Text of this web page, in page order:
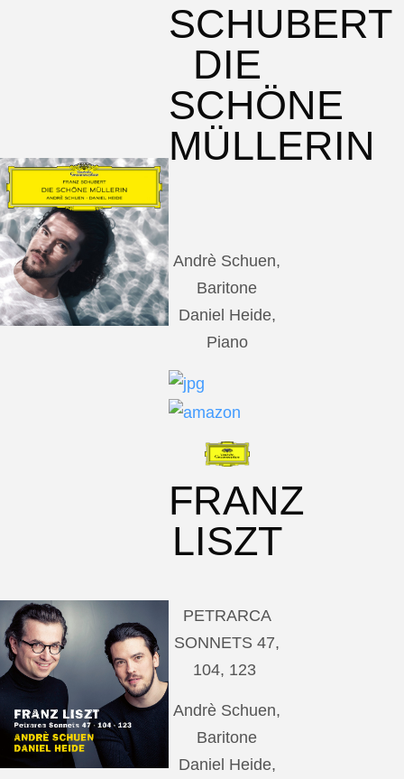
SCHUBERT
DIE
SCHÖNE
MÜLLERIN
Andrè Schuen,
Baritone
Daniel Heide,
Piano
FRANZ
LISZT
PETRARCA
SONNETS 47,
104, 123
Andrè Schuen,
Baritone
Daniel Heide,